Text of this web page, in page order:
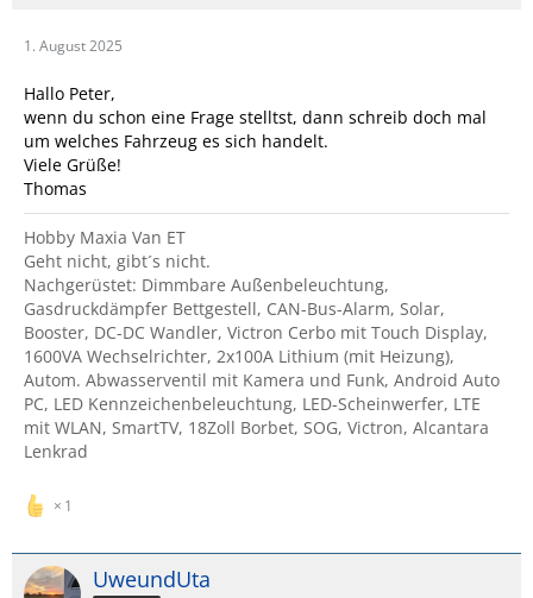
1. August 2025
Hallo Peter,
wenn du schon eine Frage stelltst, dann schreib doch mal
um welches Fahrzeug es sich handelt.
Viele Grüße!
Thomas
Hobby Maxia Van ET
Geht nicht, gibt´s nicht.
Nachgerüstet: Dimmbare Außenbeleuchtung,
Gasdruckdämpfer Bettgestell, CAN-Bus-Alarm, Solar,
Booster, DC-DC Wandler, Victron Cerbo mit Touch Display,
1600VA Wechselrichter, 2x100A Lithium (mit Heizung),
Autom. Abwasserventil mit Kamera und Funk, Android Auto
PC, LED Kennzeichenbeleuchtung, LED-Scheinwerfer, LTE
mit WLAN, SmartTV, 18Zoll Borbet, SOG, Victron, Alcantara
Lenkrad
1
UweundUta